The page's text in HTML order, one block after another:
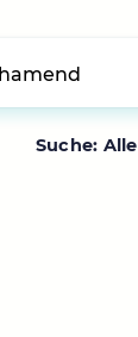
Suche: Alle